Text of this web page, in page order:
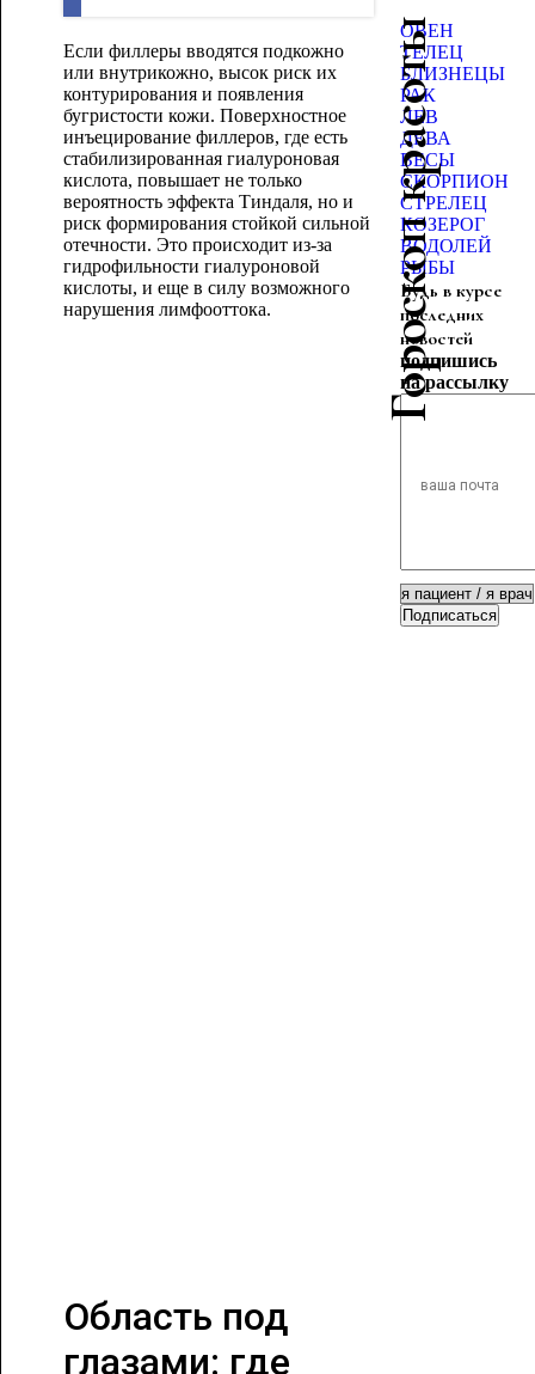
Если филлеры вводятся подкожно
или внутрикожно, высок риск их
контурирования и появления
бугристости кожи. Поверхностное
инъецирование филлеров, где есть
стабилизированная гиалуроновая
кислота, повышает не только
вероятность эффекта Тиндаля, но и
риск формирования стойкой сильной
отечности. Это происходит из-за
гидрофильности гиалуроновой
кислоты, и еще в силу возможного
нарушения лимфооттока.
Область под
глазами: где
Гороскоп красоты
ОВЕН
ТЕЛЕЦ
БЛИЗНЕЦЫ
РАК
ЛЕВ
ДЕВА
ВЕСЫ
СКОРПИОН
СТРЕЛЕЦ
КОЗЕРОГ
ВОДОЛЕЙ
РЫБЫ
Будь в курсе
последних
новостей
подпишись
на рассылку
Подписаться